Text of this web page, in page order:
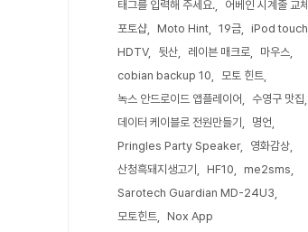
태그를 입력해 주세요.
어베인 시계줄 교체
포토샵
Moto Hint 19금
iPod touch
HDTV
뒷산 레이븐 매크로
마우스
cobian backup 10
모토 힌트
녹스 안드로이드 앱플레이어
수영구 맛집
데이터 케이블로 전원만들기
명언
Pringles Party Speaker
영화감상
산청흑돼지생고기
HF10
me2sms
Sarotech Guardian MD-24U3
모토힌트
Nox App